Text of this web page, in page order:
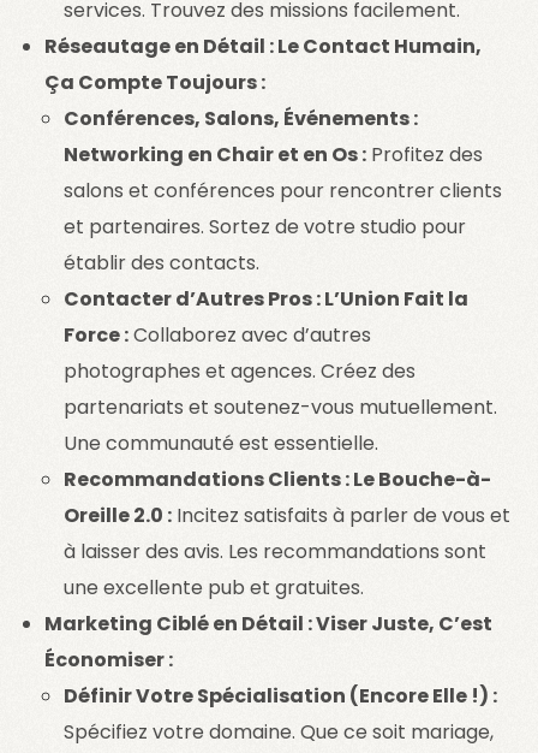
services. Trouvez des missions facilement.
Réseautage en Détail : Le Contact Humain,
Ça Compte Toujours :
Conférences, Salons, Événements :
Networking en Chair et en Os : Profitez des
salons et conférences pour rencontrer clients
et partenaires. Sortez de votre studio pour
établir des contacts.
Contacter d’Autres Pros : L’Union Fait la
Force :Collaborez avec d’autres
photographes et agences. Créez des
partenariats et soutenez-vous mutuellement.
Une communauté est essentielle.
Recommandations Clients : Le Bouche-à-
Oreille 2.0 : Incitez satisfaits à parler de vous et
à laisser des avis. Les recommandations sont
une excellente pub et gratuites.
Marketing Ciblé en Détail : Viser Juste, C’est
Économiser :
Définir Votre Spécialisation (Encore Elle !) :
Spécifiez votre domaine. Que ce soit mariage,